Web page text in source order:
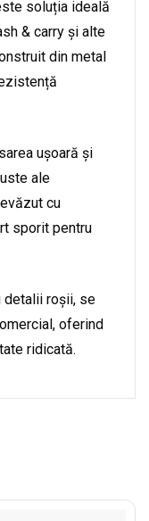
soluția ideală
& carry și alte
din metal
ușoară și
ale
cu
sporit pentru
detalii roșii, se
oferind
ridicată.